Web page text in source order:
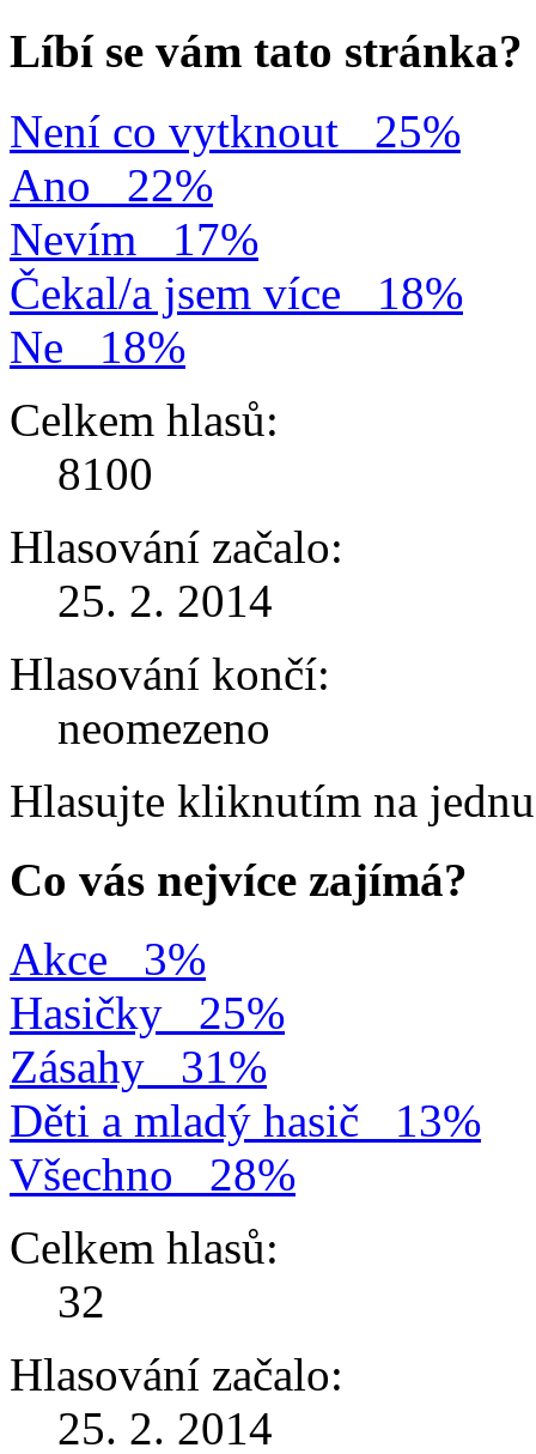
Líbí se vám tato stránka?
Není co vytknout
25%
Ano
22%
Nevím
17%
Čekal/a jsem více
18%
Ne
18%
Celkem hlasů:
8100
Hlasování začalo:
25. 2. 2014
Hlasování končí:
neomezeno
Hlasujte kliknutím na
Co vás nejvíce zajímá?
Akce
3%
Hasičky
25%
Zásahy
31%
Děti a mladý hasič
13%
Všechno
28%
Celkem hlasů:
32
Hlasování začalo:
25. 2. 2014